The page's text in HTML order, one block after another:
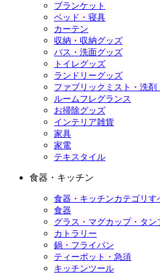
ブランケット
ベッド・寝具
カーテン
収納・収納グッズ
バス・洗面グッズ
トイレグッズ
ランドリーグッズ
ファブリックミスト・洗剤
ルームフレグランス
お掃除グッズ
インテリア雑貨
家具
家電
テキスタイル
食器・キッチン
食器・キッチンカテゴリす
食器
グラス・マグカップ・タン
カトラリー
鍋・フライパン
ティーポット・急須
キッチンツール